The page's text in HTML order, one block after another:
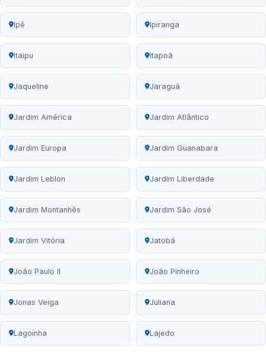
Ipê Ipiranga
Itaipu Itapoã
Jaqueline Jaraguá
Jardim América Jardim Atlântico
Jardim Europa Jardim Guanabara
Jardim Leblon Jardim Liberdade
Jardim Montanhês Jardim São José
Jardim Vitória Jatobá
João Paulo II João Pinheiro
Jonas Veiga Juliana
Lagoinha Lajedo